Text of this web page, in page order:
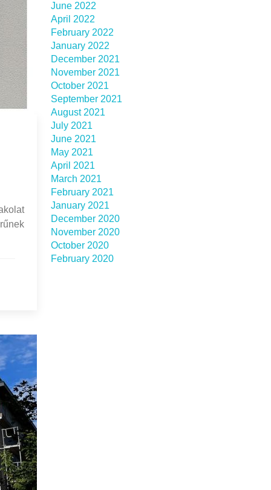
June 2022
April 2022
February 2022
January 2022
December 2021
November 2021
October 2021
September 2021
August 2021
July 2021
June 2021
May 2021
April 2021
March 2021
February 2021
January 2021
December 2020
November 2020
October 2020
February 2020